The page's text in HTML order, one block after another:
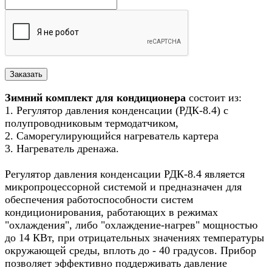
Зимний комплект для кондиционера состоит из:
1. Регулятор давления конденсации (РДК-8.4) с
полупроводниковым термодатчиком,
2. Саморегулирующийся нагреватель картера
3. Нагреватель дренажа.
Регулятор давления конденсации РДК-8.4 является
микропроцессорной системой и предназначен для
обеспечения работоспособности систем
кондиционирования, работающих в режимах
"охлаждения", либо "охлаждение-нагрев" мощностью
до 14 КВт, при отрицательных значениях температуры
окружающей среды, вплоть до - 40 градусов. Прибор
позволяет эффективно поддерживать давление